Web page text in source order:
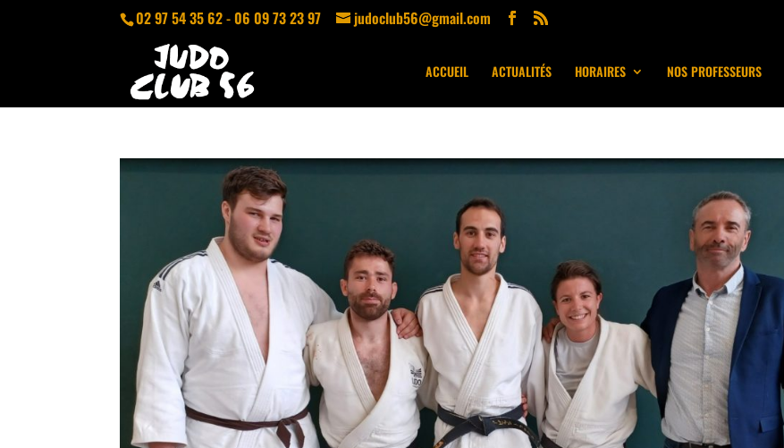
02 97 54 35 62 - 06 09 73 23 97 judoclub56@gmail.com
ACCUEIL ACTUALITÉS HORAIRES NOS PROFESSEURS